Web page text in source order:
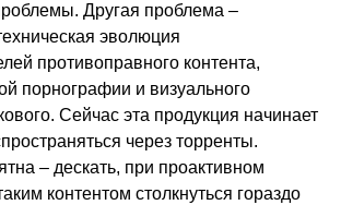
Другая проблема –
эволюция
противоправного контента,
порнографии и визуального
Сейчас эта продукция начинает
через торренты.
– дескать, при проактивном
контентом столкнуться гораздо